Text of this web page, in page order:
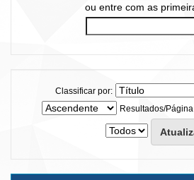
ou entre com as
Classificar por:
Resultados/Página